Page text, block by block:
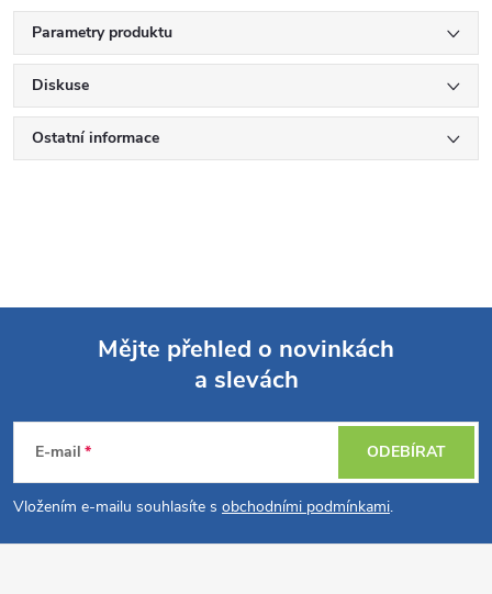
Parametry produktu
Diskuse
Ostatní informace
p
a
Mějte přehled o novinkách
a slevách
E-mail
Vložením e-mailu souhlasíte s obchodními podmínkami.
ODEBÍRAT